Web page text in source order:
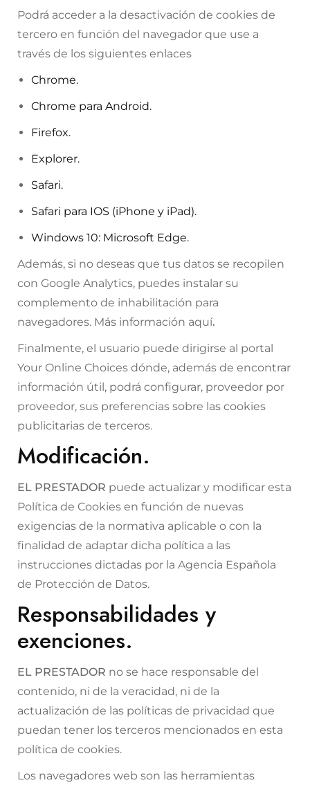
Podrá acceder a la desactivación de cookies de
tercero en función del navegador que use a
través de los siguientes enlaces
Chrome.
Chrome para Android.
Firefox.
Explorer.
Safari.
Safari para IOS (iPhone y iPad).
Windows 10: Microsoft Edge.
Además, si no deseas que tus datos se recopilen
con Google Analytics, puedes instalar su
complemento de inhabilitación para
navegadores. Más información aquí.
Finalmente, el usuario puede dirigirse al portal
Your Online Choices dónde, además de encontrar
información útil, podrá configurar, proveedor por
proveedor, sus preferencias sobre las cookies
publicitarias de terceros.
Modificación.
EL PRESTADOR puede actualizar y modificar esta
Política de Cookies en función de nuevas
exigencias de la normativa aplicable o con la
finalidad de adaptar dicha política a las
instrucciones dictadas por la Agencia Española
de Protección de Datos.
Responsabilidades y
exenciones.
EL PRESTADOR no se hace responsable del
contenido, ni de la veracidad, ni de la
actualización de las políticas de privacidad que
puedan tener los terceros mencionados en esta
política de cookies.
Los navegadores web son las herramientas